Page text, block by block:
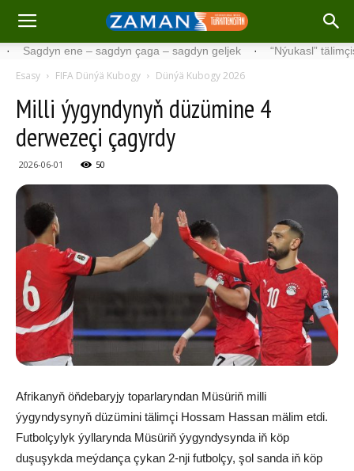
ene – sagdyn çaga – sagdyn geljek · “Nýukasl” tälimçisini
Esasy FIFA Dünýä Kubogy Dünýä Kubogy 2026
Milli ýygyndynyň düzümine 4
derwezeçi çagyrdy
2026-06-01 50
Afrikanyň öňdebaryjy toparlaryndan Müsüriň milli
ýygyndysynyň düzümini tälimçi Hossam Hassan mälim etdi.
Futbolçylyk ýyllarynda Müsüriň ýygyndysynda iň köp
duşuşykda meýdança çykan 2-nji futbolçy, şol sanda iň köp